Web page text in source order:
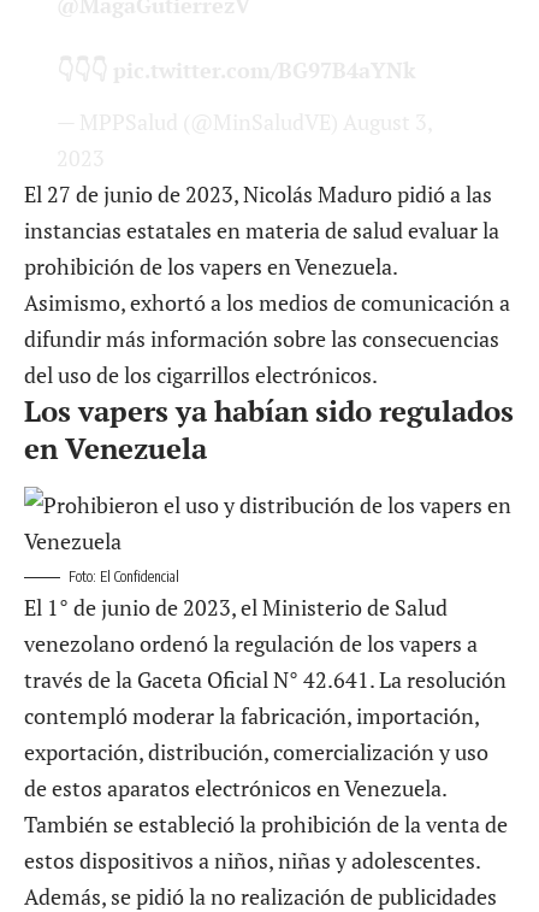
El 27 de junio de 2023, Nicolás Maduro pidió a las
instancias estatales en materia de salud evaluar la
prohibición de los vapers en Venezuela.
Asimismo, exhortó a los medios de comunicación a
difundir más información sobre las consecuencias
del uso de los cigarrillos electrónicos.
Los vapers ya habían sido regulados
en Venezuela
Foto: El Confidencial
El 1° de junio de 2023, el Ministerio de Salud
venezolano ordenó la regulación de los vapers a
través de la Gaceta Oficial N° 42.641. La resolución
contempló moderar la fabricación, importación,
exportación, distribución, comercialización y uso
de estos aparatos electrónicos en Venezuela.
También se estableció la prohibición de la venta de
estos dispositivos a niños, niñas y adolescentes.
Además, se pidió la no realización de publicidades